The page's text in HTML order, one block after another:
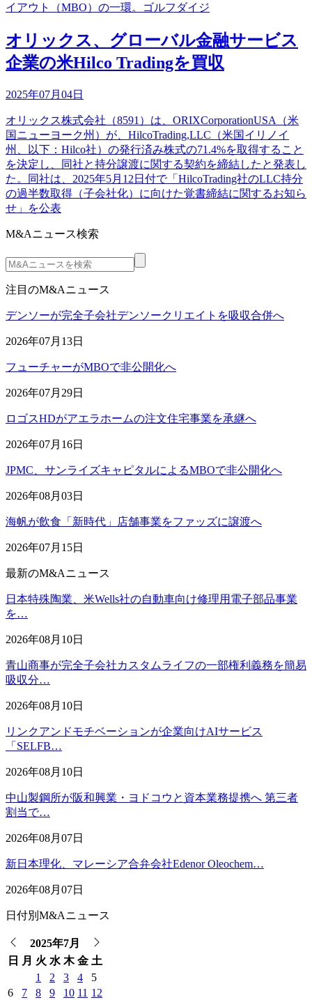
イアウト（MBO）の一環。ゴルフダイジ
オリックス、グローバル金融サービス
企業の米Hilco Tradingを買収
2025年07月04日
オリックス株式会社（8591）は、ORIXCorporationUSA（米
国ニューヨーク州）が、HilcoTrading,LLC（米国イリノイ
州、以下：Hilco社）の発行済み株式の71.4%を取得すること
を決定し、同社と持分譲渡に関する契約を締結したと発表し
た。同社は、2025年5月12日付で「HilcoTrading社のLLC持分
の過半数取得（子会社化）に向けた覚書締結に関するお知ら
せ」を公表
M&Aニュース検索
注目のM&Aニュース
デンソーが完全子会社デンソークリエイトを吸収合併へ
2026年07月13日
フューチャーがMBOで非公開化へ
2026年07月29日
ロゴスHDがアエラホームの注文住宅事業を承継へ
2026年07月16日
JPMC、サンライズキャピタルによるMBOで非公開化へ
2026年08月03日
海帆が飲食「新時代」店舗事業をファッズに譲渡へ
2026年07月15日
最新のM&Aニュース
日本特殊陶業、米Wells社の自動車向け修理用電子部品事業
を…
2026年08月10日
青山商事が完全子会社カスタムライフの一部権利義務を簡易
吸収分…
2026年08月10日
リンクアンドモチベーションが企業向けAIサービス
「SELFB…
2026年08月10日
中山製鋼所が阪和興業・ヨドコウと資本業務提携へ 第三者
割当で…
2026年08月07日
新日本理化、マレーシア合弁会社Edenor Oleochem…
2026年08月07日
日付別M&Aニュース
2025年7月
日
月 火 水 木 金 土
1
2 3 4
5
6
7 8 9 10 11 12